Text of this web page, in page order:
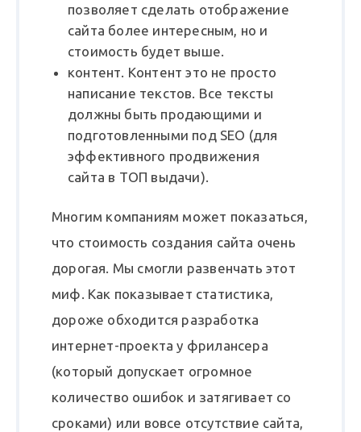
позволяет сделать отображение
сайта более интересным, но и
стоимость будет выше.
контент. Контент это не просто
написание текстов. Все тексты
должны быть продающими и
подготовленными под SEO (для
эффективного продвижения
сайта в ТОП выдачи).
Многим компаниям может показаться,
что стоимость создания сайта очень
дорогая. Мы смогли развенчать этот
миф. Как показывает статистика,
дороже обходится разработка
интернет-проекта у фрилансера
(который допускает огромное
количество ошибок и затягивает со
сроками) или вовсе отсутствие сайта,